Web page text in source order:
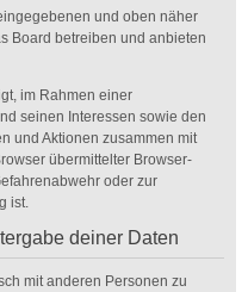
und oben näher
Board betreiben und anbieten
im Rahmen einer
seinen Interessen sowie den
und Aktionen zusammen mit
übermittelter Browser-
oder zur
ist.
deiner Daten
mit anderen Personen zu